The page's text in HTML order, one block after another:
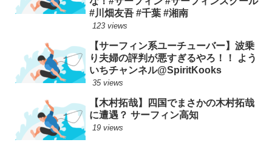
#川畑友吾 #千葉 #湘南
123 views
【サーフィン系ユーチューバー】波乗
り夫婦の評判が悪すぎるやろ！！ よう
いちチャンネル@SpiritKooks
35 views
【木村拓哉】四国でまさかの木村拓哉
に遭遇？ サーフィン高知
19 views